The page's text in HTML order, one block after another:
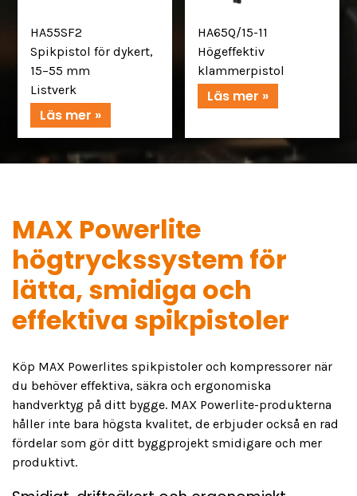
HA55SF2
Spikpistol för dykert,
15–55 mm
Listverk
Läs mer »
HA65Q/15-11
Högeffektiv
klammerpistol
Läs mer »
MAX Powerlite
högtryckssystem för
lätta, smidiga och
effektiva spikpistoler
Köp MAX Powerlites spikpistoler och kompressorer när
du behöver effektiva, säkra och ergonomiska
handverktyg på ditt bygge. MAX Powerlite-produkterna
håller inte bara högsta kvalitet, de erbjuder också en rad
fördelar som gör ditt byggprojekt smidigare och mer
produktivt.